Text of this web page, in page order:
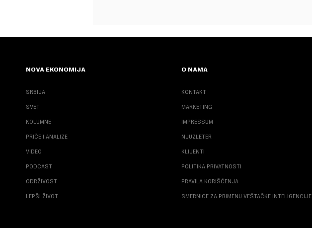
NOVA EKONOMIJA
SRBIJA
SVET
KOLUMNE
PRIČE I ANALIZE
VIDEO
PODCAST
ODRŽIVOST
LEPŠI ŽIVOT
O NAMA
KONTAKT
MARKETING
IMPRESSUM
NJUZLETER
KLIJENTI
POLITIKA PRIVATNOSTI
PRAVILA KORIŠĆENJA
SMERNICE ZA PRIMENU VEŠTAČKE INTELIGENCIJE